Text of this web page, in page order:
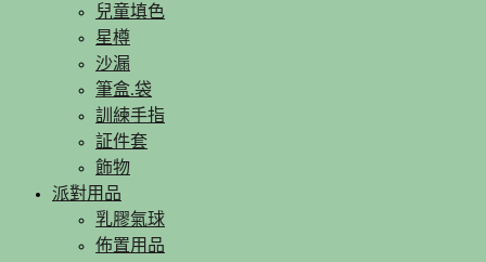
兒童填色
星樽
沙漏
筆盒.袋
訓練手指
証件套
飾物
派對用品
乳膠氣球
佈置用品